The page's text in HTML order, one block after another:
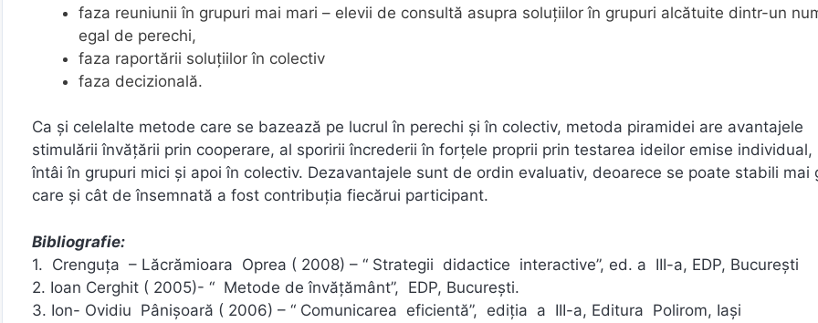
faza reuniunii în grupuri mai mari – elevii de consultă asupra soluţiilor în grupuri alcătuite dintr-un
egal de perechi,
faza raportării soluţiilor în colectiv
faza decizională.
Ca şi celelalte metode care se bazează pe lucrul în perechi şi în colectiv, metoda piramidei are avantajele
stimulării învăţării prin cooperare, al sporirii încrederii în forţele proprii prin testarea ideilor emise individual,
întâi în grupuri mici şi apoi în colectiv. Dezavantajele sunt de ordin evaluativ, deoarece se poate stabili mai
care şi cât de însemnată a fost contribuţia fiecărui participant.
Bibliografie:
1. Crenguţa – Lăcrămioara Oprea ( 2008) – “ Strategii didactice interactive”, ed. a III-a, EDP, Bucureşti
2. Ioan Cerghit ( 2005)- “ Metode de învăţământ”, EDP, Bucureşti.
3. Ion- Ovidiu Pânişoară ( 2006) – “ Comunicarea eficientă”, ediţia a III-a, Editura Polirom, Iaşi